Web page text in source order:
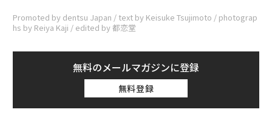
Promoted by dentsu Japan / text by Keisuke Tsujimoto / photograp
hs by Reiya Kaji / edited by 都恋堂
無料のメールマガジンに登録
無料登録